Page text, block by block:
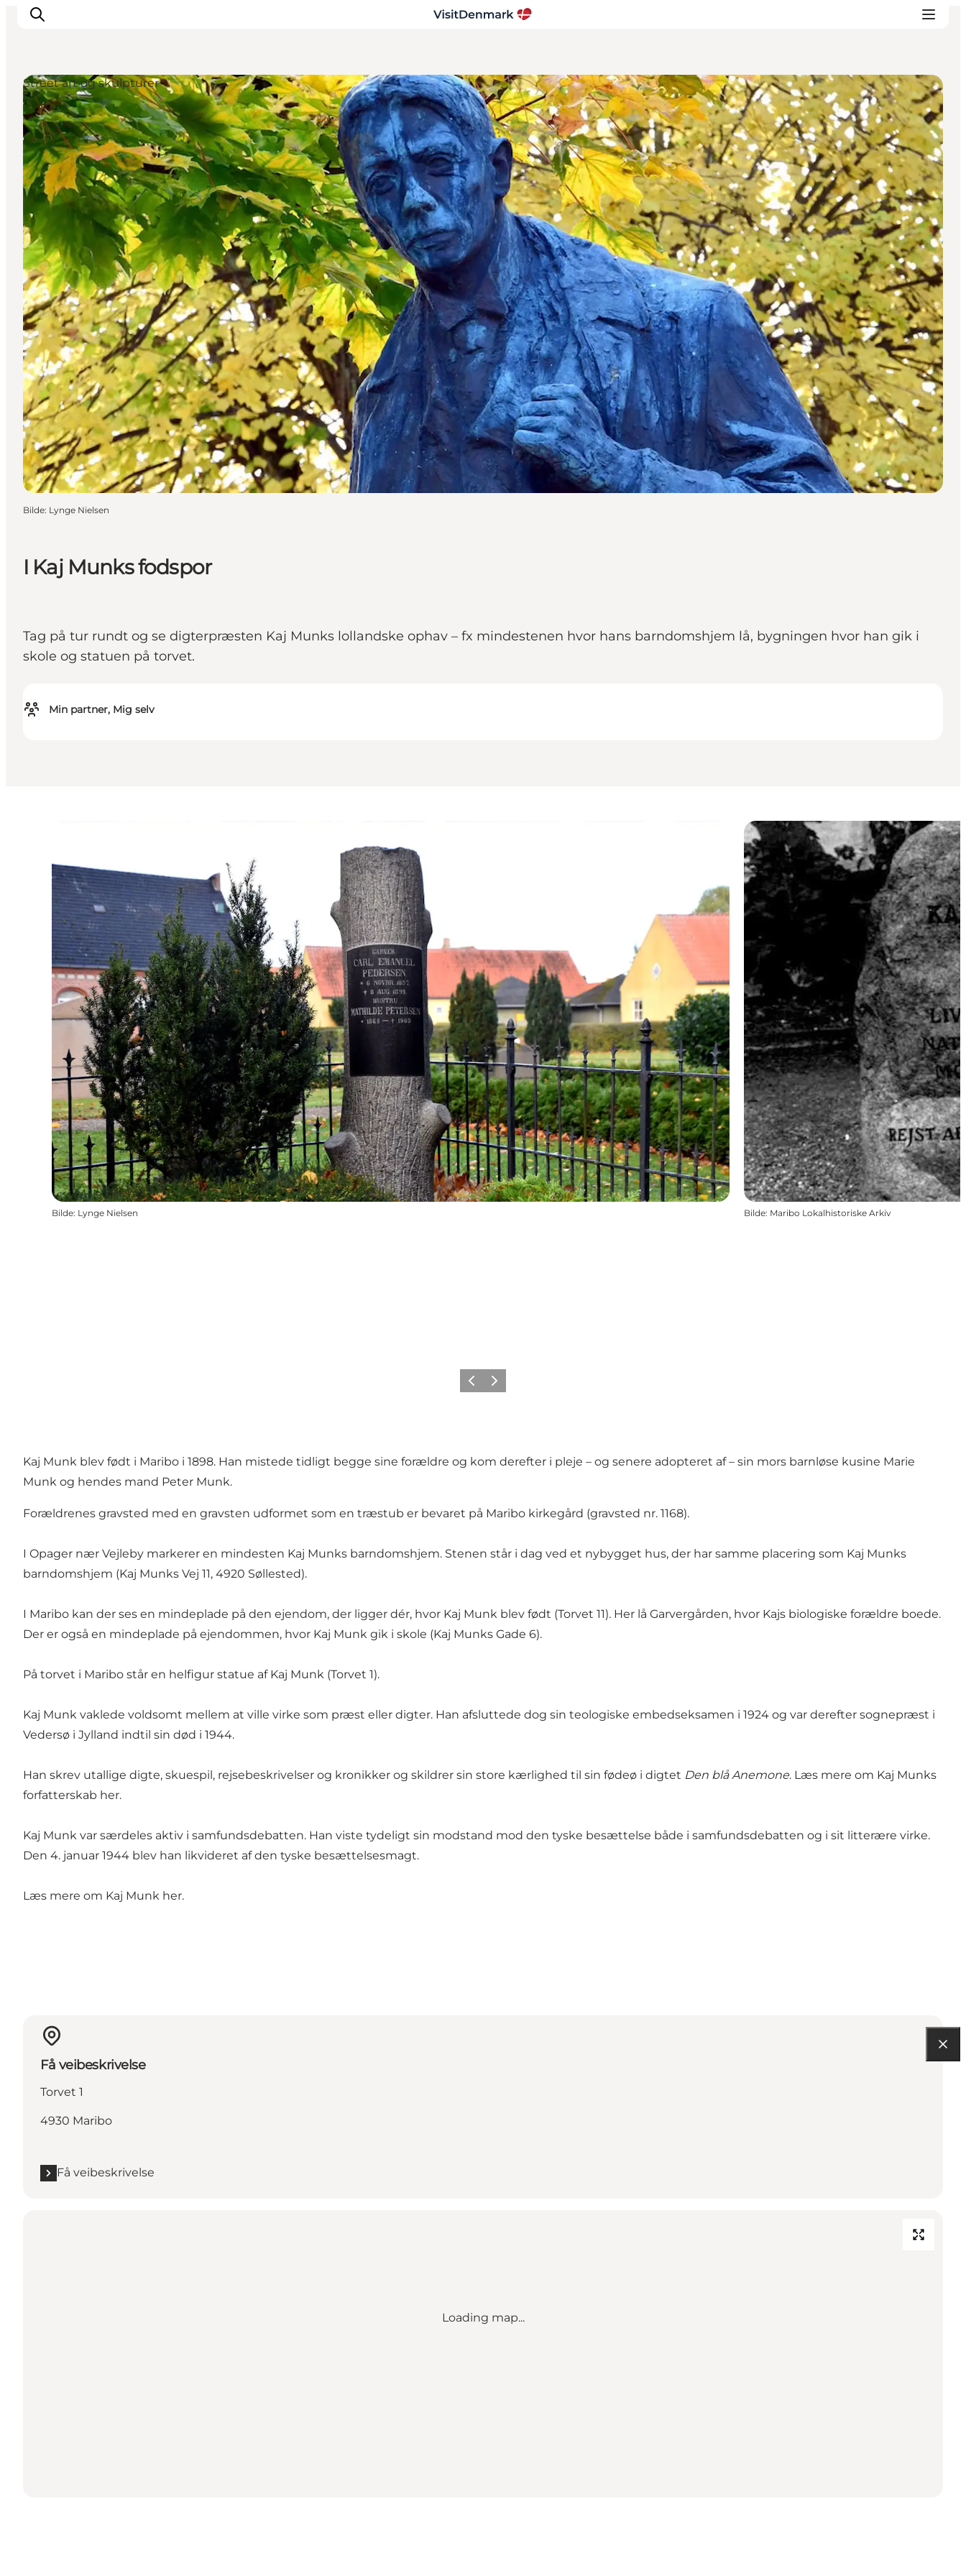
Inspirasjon
Reisemål
Aktiviteter
Overnatting
Planlegg reisen
I Kaj Munks fodspor
Tag på tur rundt og se digterpræsten Kaj Munks lollandske ophav – fx mindestenen hvor hans barndomshjem lå, bygningen hvor han gik i
skole og statuen på torvet.
Min partner, Mig selv
Street art og skulpturer
Bilde: Lynge Nielsen
Bilde: Lynge Nielsen Bilde: Maribo Lokalhistoriske Arkiv
ForrigeNeste
Kaj Munk blev født i Maribo i 1898. Han mistede tidligt begge sine forældre og kom derefter i pleje – og senere adopteret af – sin mors barnløse kusine Marie
Munk og hendes mand Peter Munk.
Forældrenes gravsted med en gravsten udformet som en træstub er bevaret på Maribo kirkegård (gravsted nr. 1168).
I Opager nær Vejleby markerer en mindesten Kaj Munks barndomshjem. Stenen står i dag ved et nybygget hus, der har samme placering som Kaj Munks
barndomshjem (Kaj Munks Vej 11, 4920 Søllested).
I Maribo kan der ses en mindeplade på den ejendom, der ligger dér, hvor Kaj Munk blev født (Torvet 11). Her lå Garvergården, hvor Kajs biologiske forældre boede.
Der er også en mindeplade på ejendommen, hvor Kaj Munk gik i skole (Kaj Munks Gade 6).
På torvet i Maribo står en helfigur statue af Kaj Munk (Torvet 1).
Kaj Munk vaklede voldsomt mellem at ville virke som præst eller digter. Han afsluttede dog sin teologiske embedseksamen i 1924 og var derefter sognepræst i
Vedersø i Jylland indtil sin død i 1944.
Han skrev utallige digte, skuespil, rejsebeskrivelser og kronikker og skildrer sin store kærlighed til sin fødeø i digtet Den blå Anemone. Læs mere om Kaj Munks
forfatterskab her.
Kaj Munk var særdeles aktiv i samfundsdebatten. Han viste tydeligt sin modstand mod den tyske besættelse både i samfundsdebatten og i sit litterære virke.
Den 4. januar 1944 blev han likvideret af den tyske besættelsesmagt.
Læs mere om Kaj Munk her.
Få veibeskrivelse
Torvet 1
4930 Maribo
Få veibeskrivelse
Loading map...